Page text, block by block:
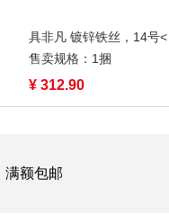
具非凡 镀锌铁丝，14号<
售卖规格：1捆
¥ 312.90
满额包邮